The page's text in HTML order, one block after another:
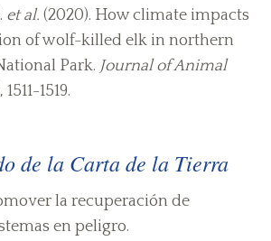
et al. (2020). How climate impacts
of wolf-killed elk in northern
Park. Journal of Animal
1511-1519.
de la Carta de la Tierra
la recuperación de
en peligro.